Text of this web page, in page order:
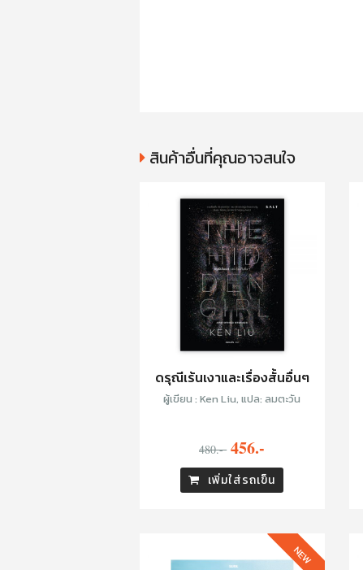
สินค้าอื่นที่คุณอาจสนใจ
ดรุณีเร้นเงาและเรื่องสั้นอื่นๆ
ผู้เขียน : Ken Liu, แปล: ลมตะวัน
480.- 456.-
เพิ่มใส่รถเข็น
NEW